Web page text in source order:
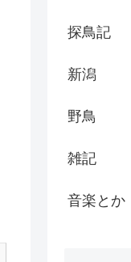
探鳥記
新潟
野鳥
雑記
音楽とか